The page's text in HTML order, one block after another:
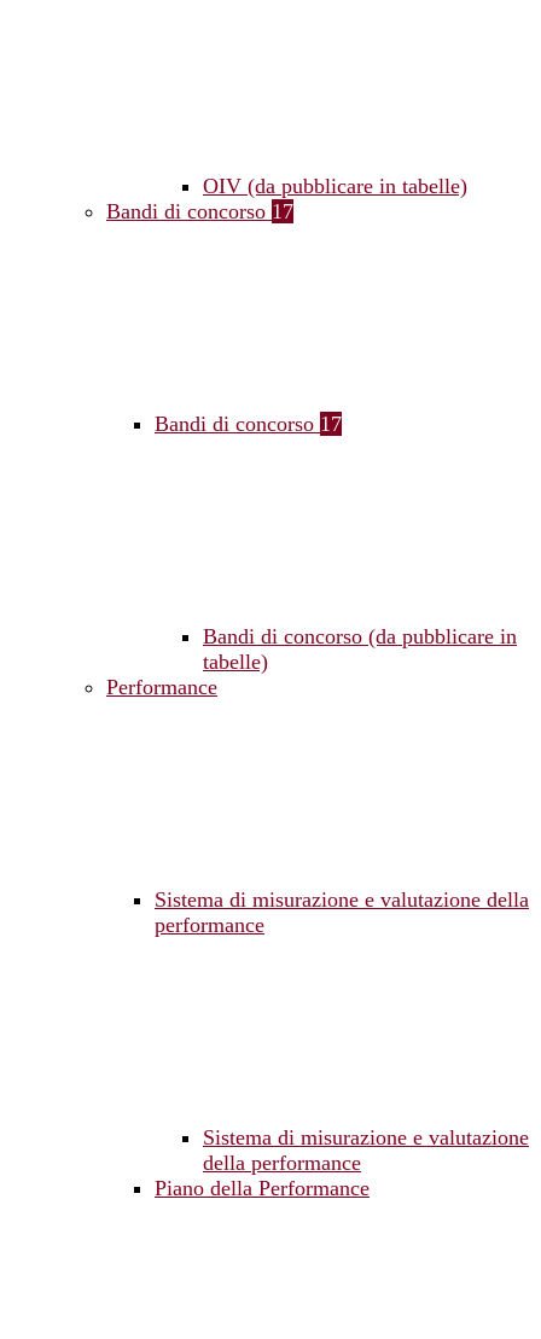
OIV (da pubblicare in tabelle)
Bandi di concorso 17
Bandi di concorso 17
Bandi di concorso (da pubblicare in
tabelle)
Performance
Sistema di misurazione e valutazione della
performance
Sistema di misurazione e valutazione
della performance
Piano della Performance